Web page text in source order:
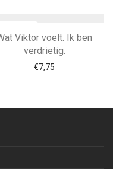
Viktor voelt. Ik ben
verdrietig.
€7,75